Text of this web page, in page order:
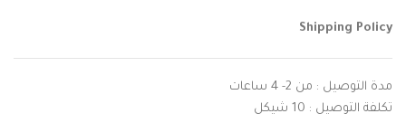
Shipping Policy
مدة التوصيل : من 2- 4 ساعات
تكلفة التوصيل : 10 شيكل